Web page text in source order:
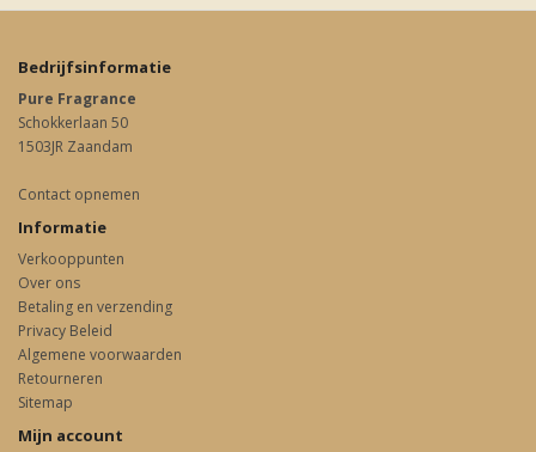
Bedrijfsinformatie
Pure Fragrance
Schokkerlaan 50
1503JR Zaandam
Contact opnemen
Informatie
Verkooppunten
Over ons
Betaling en verzending
Privacy Beleid
Algemene voorwaarden
Retourneren
Sitemap
Mijn account